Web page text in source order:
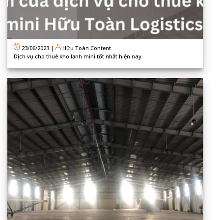
23/06/2023 |
Hữu Toàn Content
Dịch vụ cho thuê kho lạnh mini tốt nhất hiện nay